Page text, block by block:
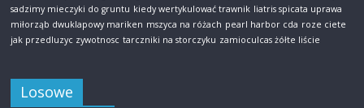
sadzimy mieczyki do gruntu kiedy wertykulować trawnik liatris spicata uprawa
miłorząb dwuklapowy mariken mszyca na różach pearl harbor cda roze ciete
jak przedluzyc zywotnosc tarczniki na storczyku zamioculcas żółte liście
Losowe